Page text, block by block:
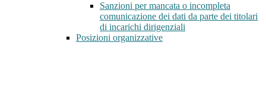
Sanzioni per mancata o incompleta
comunicazione dei dati da parte dei titolari
di incarichi dirigenziali
Posizioni organizzative